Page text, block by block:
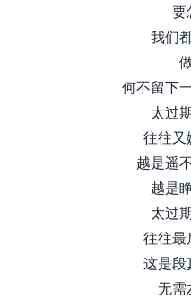
要
我们
何不留下
太过
往往又
越是遥
越是
太过
往往最
这是段
无需